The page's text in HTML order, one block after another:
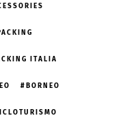
ITALIA
BORNEO